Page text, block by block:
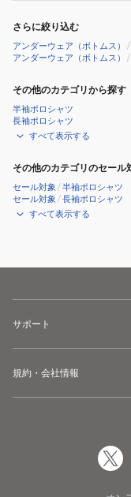
さらに絞り込む
アンダーウェア（ボトムス） /
アンダーウェア（ボトムス）
/
その他のカテゴリから探す
半袖ポロシャツ
長袖ポロシャツ
すべて表示する
その他のカテゴリのセール
セール対象 /半袖ポロシャツ
セール対象 /長袖ポロシャツ
すべて表示する
サポート
規約・会社情報